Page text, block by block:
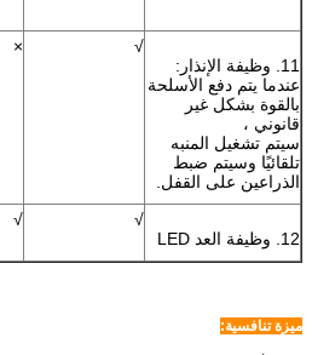
11. وظيفة الإنذار:
عندما يتم دفع الأسلحة
بالقوة بشكل غير
قانوني ،
سيتم تشغيل المنبه
تلقائيًا وسيتم ضبط
الذراعين على القفل.
√
×
12. وظيفة العد LED
√
√
ميزة تنافسية: